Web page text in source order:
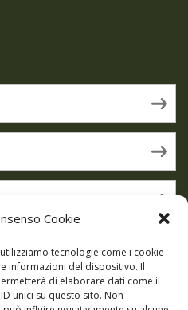
Cookie
tecnologie come i cookie
informazioni del dispositivo. Il
di elaborare dati come il
unici su questo sito. Non